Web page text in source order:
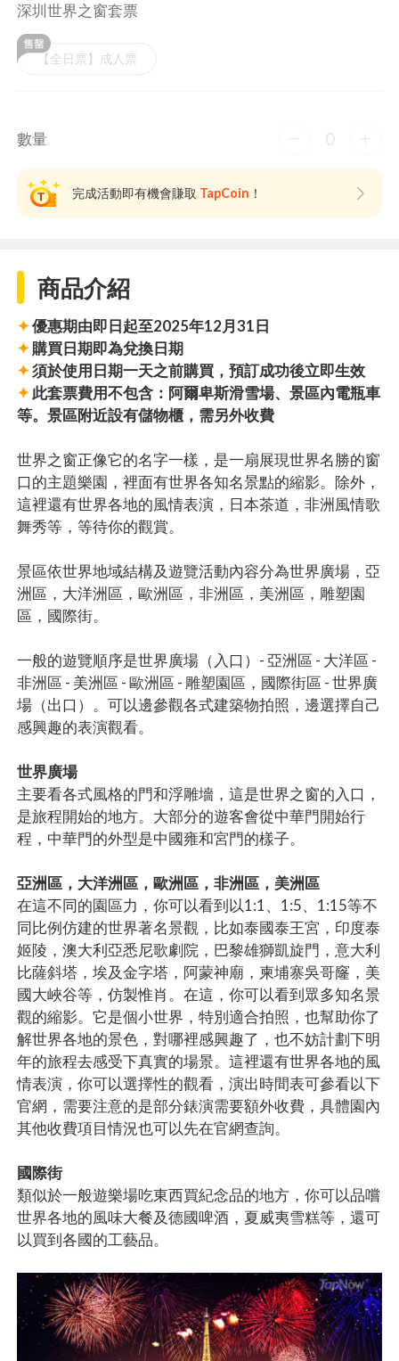
深圳世界之窗套票
【全日票】成人票
數量 0
完成活動即有機會賺取 TapCoin ！
商品介紹
✦優惠期由即日起至2025年12月31日
✦購買日期即為兌換日期
✦須於使用日期一天之前購買，預訂成功後立即生效
✦此套票費用不包含：阿爾卑斯滑雪場、景區內電瓶車
等。景區附近設有儲物櫃，需另外收費
世界之窗正像它的名字一樣，是一扇展現世界名勝的窗
口的主題樂園，裡面有世界各知名景點的縮影。除外，
這裡還有世界各地的風情表演，日本茶道，非洲風情歌
舞秀等，等待你的觀賞。
景區依世界地域結構及遊覽活動內容分為世界廣場，亞
洲區，大洋洲區，歐洲區，非洲區，美洲區，雕塑園
區，國際街。
一般的遊覽順序是世界廣場（入口）- 亞洲區 - 大洋區 -
非洲區 - 美洲區 - 歐洲區 - 雕塑園區，國際街區 - 世界廣
場（出口）。可以邊參觀各式建築物拍照，邊選擇自己
感興趣的表演觀看。
世界廣場
主要看各式風格的門和浮雕墻，這是世界之窗的入口，
是旅程開始的地方。大部分的遊客會從中華門開始行
程，中華門的外型是中國雍和宮門的樣子。
亞洲區，大洋洲區，歐洲區，非洲區，美洲區
在這不同的園區力，你可以看到以1:1、1:5、1:15等不
同比例仿建的世界著名景觀，比如泰國泰王宮，印度泰
姬陵，澳大利亞悉尼歌劇院，巴黎雄獅凱旋門，意大利
比薩斜塔，埃及金字塔，阿蒙神廟，柬埔寨吳哥窿，美
國大峽谷等，仿製惟肖。在這，你可以看到眾多知名景
觀的縮影。它是個小世界，特別適合拍照，也幫助你了
解世界各地的景色，對哪裡感興趣了，也不妨計劃下明
年的旅程去感受下真實的場景。這裡還有世界各地的風
情表演，你可以選擇性的觀看，演出時間表可參看以下
官網，需要注意的是部分錶演需要額外收費，具體園內
其他收費項目情況也可以先在官網查詢。
國際街
類似於一般遊樂場吃東西買紀念品的地方，你可以品嚐
世界各地的風味大餐及德國啤酒，夏威夷雪糕等，還可
以買到各國的工藝品。